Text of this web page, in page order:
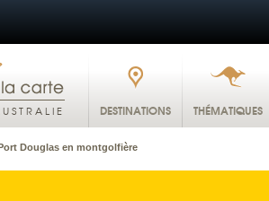
DESTINATIONS THÉMATIQUES
Douglas en montgolfière